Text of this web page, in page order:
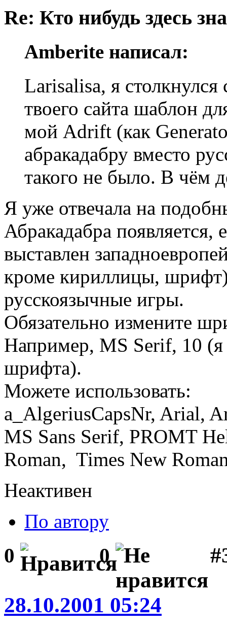
Re: Кто нибудь здесь
Amberite написал:
Larisalisa, я
твоего сайта шаблон
мой Adrift (как
абракадабру вместо
такого не было. В чём
Я уже отвечала на
Абракадабра
выставлен
кроме кириллицы,
русскоязычные игры.
Обязательно измените
Например, MS Serif, 10 (я
шрифта).
Можете использовать:
a_AlgeriusCapsNr, Arial,
MS Sans Serif, PROMT
Roman, Times New
Неактивен
По автору
0 0
28.10.2001 05:24